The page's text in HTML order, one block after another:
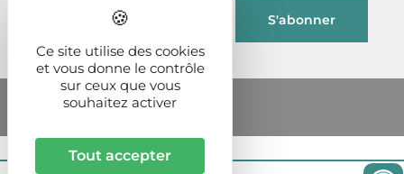
Ce site utilise des cookies
et vous donne le contrôle
sur ceux que vous
souhaitez activer
Tout accepter